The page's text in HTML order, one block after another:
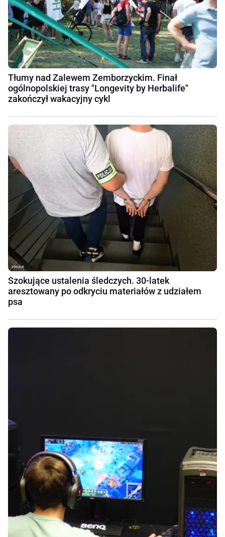
Tłumy nad Zalewem Zemborzyckim. Finał
ogólnopolskiej trasy "Longevity by Herbalife"
zakończył wakacyjny cykl
Szokujące ustalenia śledczych. 30-latek
aresztowany po odkryciu materiałów z udziałem
psa